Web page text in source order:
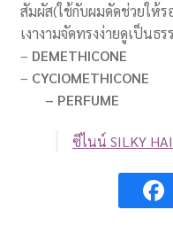
สัมผัส(ใช้กับผมดัดช่วยให้ร
เงางามจัดทรงง่ายดูเป็น
– DEMETHICONE
– CYCIOMETHICONE
– PERFUME
ซีไนน์ SILKY